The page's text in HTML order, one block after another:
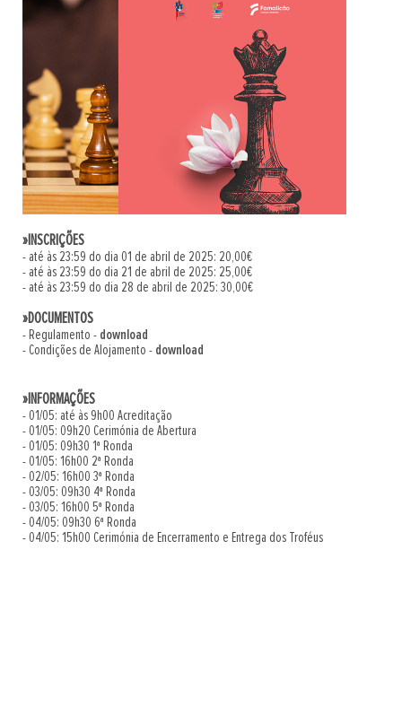
»INSCRIÇÕES
- até às 23:59 do dia 01 de abril de 2025: 20,00€
- até às 23:59 do dia 21 de abril de 2025: 25,00€
- até às 23:59 do dia 28 de abril de 2025: 30,00€
»DOCUMENTOS
- Regulamento - download
- Condições de Alojamento - download
»INFORMAÇÕES
- 01/05: até às 9h00 Acreditação
- 01/05: 09h20 Cerimónia de Abertura
- 01/05: 09h30 1ª Ronda
- 01/05: 16h00 2ª Ronda
- 02/05: 16h00 3ª Ronda
- 03/05: 09h30 4ª Ronda
- 03/05: 16h00 5ª Ronda
- 04/05: 09h30 6ª Ronda
- 04/05: 15h00 Cerimónia de Encerramento e Entrega dos Troféus